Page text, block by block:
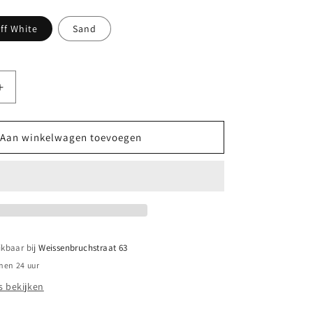
White Sand
Aantal
||
Aan winkelwagen toevoegen
bijWeissenbruchstraat 63
24 uur
bekijken